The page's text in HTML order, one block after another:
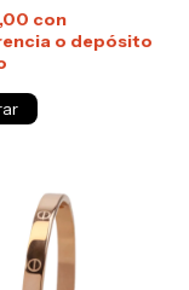
con
o depósito